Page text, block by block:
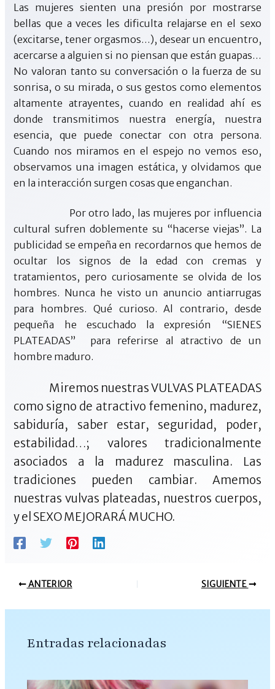
Las mujeres sienten una presión por mostrarse
bellas que a veces les dificulta relajarse en el sexo
(excitarse, tener orgasmos…), desear un encuentro,
acercarse a alguien si no piensan que están guapas…
No valoran tanto su conversación o la fuerza de su
sonrisa, o su mirada, o sus gestos como elementos
altamente atrayentes, cuando en realidad ahí es
donde transmitimos nuestra energía, nuestra
esencia, que puede conectar con otra persona.
Cuando nos miramos en el espejo no vemos eso,
observamos una imagen estática, y olvidamos que
en la interacción surgen cosas que enganchan.
Por otro lado, las mujeres por influencia
cultural sufren doblemente su “hacerse viejas”. La
publicidad se empeña en recordarnos que hemos de
ocultar los signos de la edad con cremas y
tratamientos, pero curiosamente se olvida de los
hombres. Nunca he visto un anuncio antiarrugas
para hombres. Qué curioso. Al contrario, desde
pequeña he escuchado la expresión “SIENES
PLATEADAS” para referirse al atractivo de un
hombre maduro.
Miremos nuestras VULVAS PLATEADAS
como signo de atractivo femenino, madurez,
sabiduría, saber estar, seguridad, poder,
estabilidad…; valores tradicionalmente
asociados a la madurez masculina. Las
tradiciones pueden cambiar. Amemos
nuestras vulvas plateadas, nuestros cuerpos,
y el SEXO MEJORARÁ MUCHO.
ANTERIOR SIGUIENTE
Entradas relacionadas